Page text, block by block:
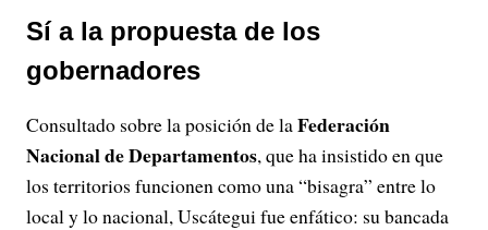
Sí a la propuesta de los
gobernadores
Consultado sobre la posición de laFederación
Nacional de Departamentos, que ha insistido en que
los territorios funcionen como una “bisagra” entre lo
local y lo nacional, Uscátegui fue enfático: su bancada